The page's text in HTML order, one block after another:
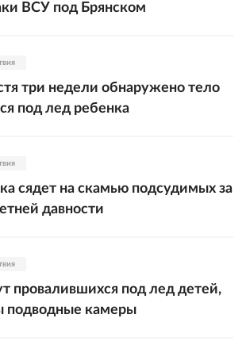
ВСУ под Брянском
три недели обнаружено тело
под лед ребенка
сядет на скамью подсудимых за
давности
провалившихся под лед детей,
подводные камеры